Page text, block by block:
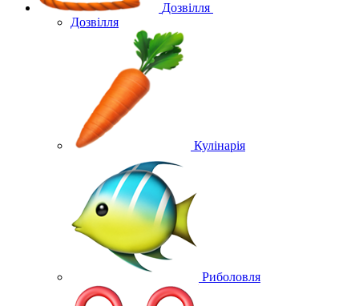
Дозвілля
Дозвілля
Кулінарія
Риболовля